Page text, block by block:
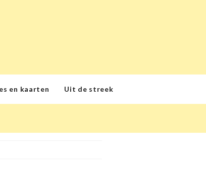
en kaarten Uit de streek